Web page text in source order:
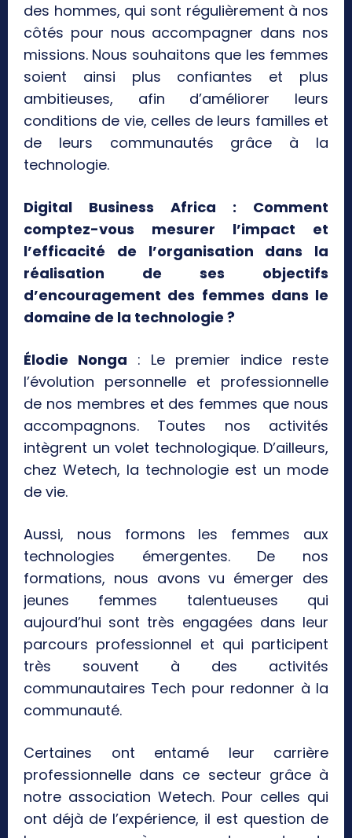
des hommes, qui sont régulièrement à nos
côtés pour nous accompagner dans nos
missions. Nous souhaitons que les femmes
soient ainsi plus confiantes et plus
ambitieuses, afin d’améliorer leurs
conditions de vie, celles de leurs familles et
de leurs communautés grâce à la
technologie.
Digital Business Africa : Comment
comptez-vous mesurer l’impact et
l’efficacité de l’organisation dans la
réalisation de ses objectifs
d’encouragement des femmes dans le
domaine de la technologie ?
Élodie Nonga : Le premier indice reste
l’évolution personnelle et professionnelle
de nos membres et des femmes que nous
accompagnons. Toutes nos activités
intègrent un volet technologique. D’ailleurs,
chez Wetech, la technologie est un mode
de vie.
Aussi, nous formons les femmes aux
technologies émergentes. De nos
formations, nous avons vu émerger des
jeunes femmes talentueuses qui
aujourd’hui sont très engagées dans leur
parcours professionnel et qui participent
très souvent à des activités
communautaires Tech pour redonner à la
communauté.
Certaines ont entamé leur carrière
professionnelle dans ce secteur grâce à
notre association Wetech. Pour celles qui
ont déjà de l’expérience, il est question de